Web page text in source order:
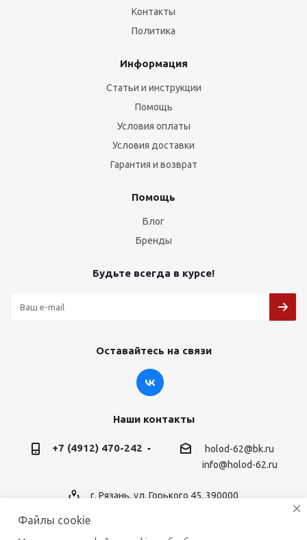
Контакты
Политика
Информация
Статьи и инструкции
Помощь
Условия оплаты
Условия доставки
Гарантия и возврат
Помощь
Блог
Бренды
Будьте всегда в курсе!
Оставайтесь на связи
Наши контакты
+7 (4912) 470-242
holod-62@bk.ru
info@holod-62.ru
г. Рязань, ул. Горького 45, 390000
Файлы cookie